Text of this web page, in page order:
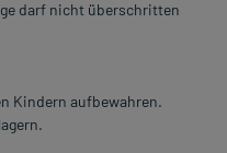
darf nicht überschritten
Kindern aufbewahren.